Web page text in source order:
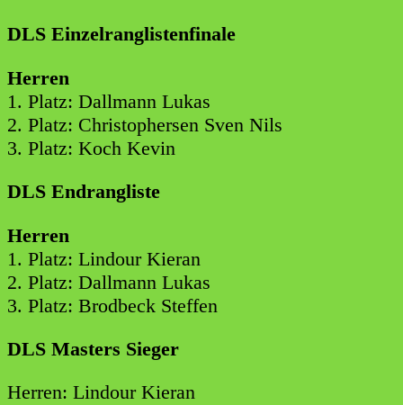
DLS Einzelranglistenfinale
Herren
1. Platz: Dallmann Lukas
2. Platz: Christophersen Sven Nils
3. Platz: Koch Kevin
DLS Endrangliste
Herren
1. Platz: Lindour Kieran
2. Platz: Dallmann Lukas
3. Platz: Brodbeck Steffen
DLS Masters Sieger
Herren: Lindour Kieran